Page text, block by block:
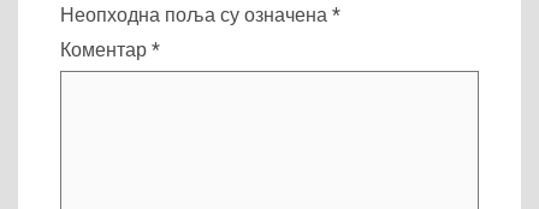
Неопходна поља су означена *
Коментар *